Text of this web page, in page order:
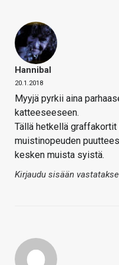
Hannibal
20.1.2018
Myyjä pyrkii aina
katteeseeseen.
Tällä hetkellä
muistinopeuden
kesken muista syistä.
Kirjaudu sisään